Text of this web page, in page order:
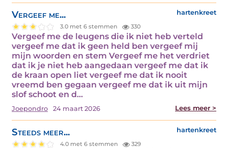
Vergeef me... hartenkreet
3.0 met 6 stemmen 330
Vergeef me de leugens die ik niet heb verteld
vergeef me dat ik geen held ben vergeef mij
mijn woorden en stem Vergeef me het verdriet
dat ik je niet heb aangedaan vergeef me dat ik
de kraan open liet vergeef me dat ik nooit
vreemd ben gegaan vergeef me dat ik uit mijn
slof schoot en d...
Joepondro 24 maart 2026 Lees meer >
Steeds meer... hartenkreet
4.0 met 6 stemmen 329